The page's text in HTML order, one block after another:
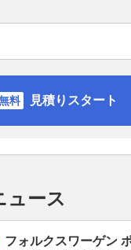
見積りスタート
ュース
フォルクスワーゲン